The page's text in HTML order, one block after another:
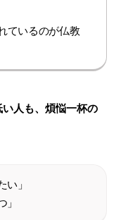
ているのが仏教
人も、煩悩一杯の
い」
」